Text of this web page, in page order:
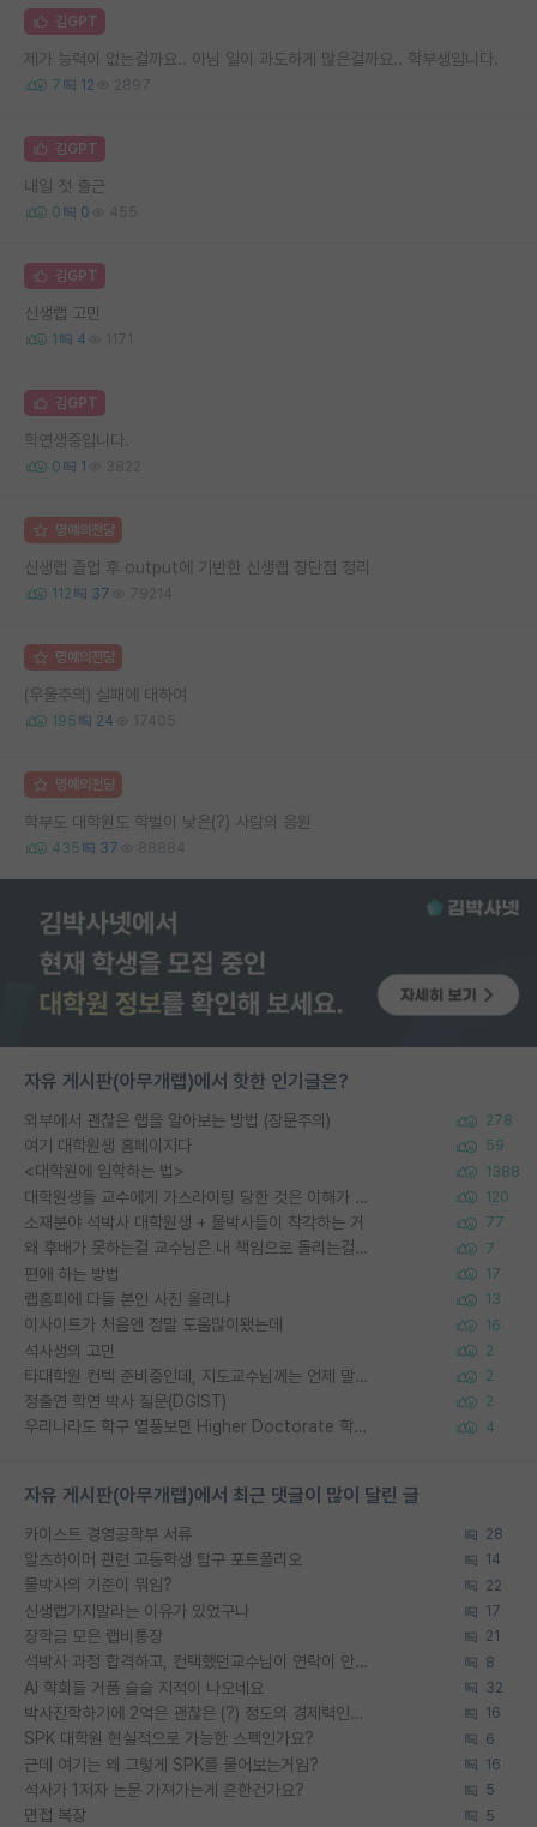
김GPT
제가 능력이 없는걸까요.. 아님 일이 과도하게 많은걸까요.. 학부생입니다.
7 12 2897
김GPT
내일 첫 출근
0 0 455
김GPT
신생랩 고민
1 4 1171
김GPT
학연생중입니다.
0 1 3822
명예의전당
신생랩 졸업 후 output에 기반한 신생랩 장단점 정리
112 37 79214
명예의전당
(우울주의) 실패에 대하여
195 24 17405
명예의전당
학부도 대학원도 학벌이 낮은(?) 사람의 응원
435 37 88884
자유 게시판(아무개랩)에서 핫한 인기글은?
외부에서 괜찮은 랩을 알아보는 방법 (장문주의) 278
여기 대학원생 홈페이지다 59
<대학원에 입학하는 법> 1388
대학원생들 교수에게 가스라이팅 당한 것은 이해가 갑니다. 안타깝네요. 120
소재분야 석박사 대학원생 + 물박사들이 착각하는 거 77
왜 후배가 못하는걸 교수님은 내 책임으로 돌리는걸까요? 7
편애 하는 방법 17
랩홈피에 다들 본인 사진 올리냐 13
이사이트가 처음엔 정말 도움많이됐는데 16
석사생의 고민 2
타대학원 컨텍 준비중인데, 지도교수님께는 언제 말씀드려야 할까요? 2
정출연 학연 박사 질문(DGIST) 2
우리나라도 학구 열풍보면 Higher Doctorate 학위가 필요하다고 봅니다. 4
자유 게시판(아무개랩)에서 최근 댓글이 많이 달린 글
카이스트 경영공학부 서류 28
알츠하이머 관련 고등학생 탐구 포트폴리오 14
물박사의 기준이 뭐임? 22
신생랩가지말라는 이유가 있었구나 17
장학금 모은 랩비통장 21
석박사 과정 합격하고, 컨택했던교수님이 연락이 안됩니다... 8
AI 학회들 거품 슬슬 지적이 나오네요 32
박사진학하기에 2억은 괜찮은 (?) 정도의 경제력인가요 16
SPK 대학원 현실적으로 가능한 스펙인가요? 6
근데 여기는 왜 그렇게 SPK를 물어보는거임? 16
석사가 1저자 논문 가져가는게 흔한건가요? 5
면접 복장 5